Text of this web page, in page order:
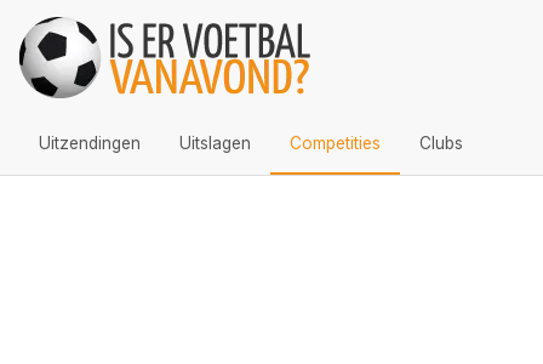
Uitzendingen Uitslagen Competities Clubs